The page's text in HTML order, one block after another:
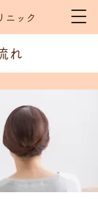
ニック
れ